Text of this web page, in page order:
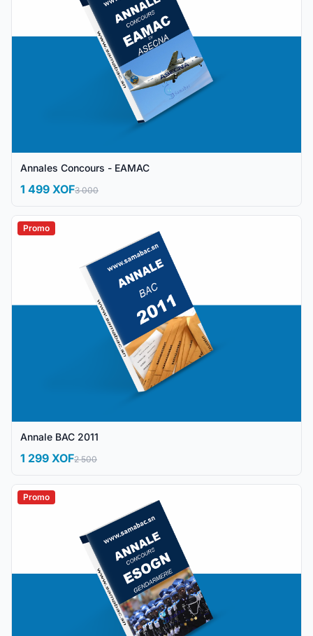
Annales Concours - EAMAC
1 499 XOF3 000
Promo
Annale BAC 2011
1 299 XOF2 500
Promo